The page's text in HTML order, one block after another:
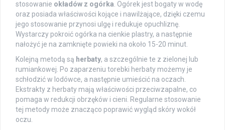
stosowanie okładów z ogórka. Ogórek jest bogaty w wodę
oraz posiada właściwości kojące i nawilżające, dzięki czemu
jego stosowanie przynosi ulgę i redukuje opuchliznę.
Wystarczy pokroić ogórka na cienkie plastry, a następnie
nałożyć je na zamknięte powieki na około 15-20 minut.
Kolejną metodą są herbaty, a szczególnie te z zielonej lub
rumiankowej. Po zaparzeniu torebki herbaty możemy je
schłodzić w lodówce, a następnie umieścić na oczach.
Ekstrakty z herbaty mają właściwości przeciwzapalne, co
pomaga w redukcji obrzęków i cieni. Regularne stosowanie
tej metody może znacząco poprawić wygląd skóry wokół
oczu.